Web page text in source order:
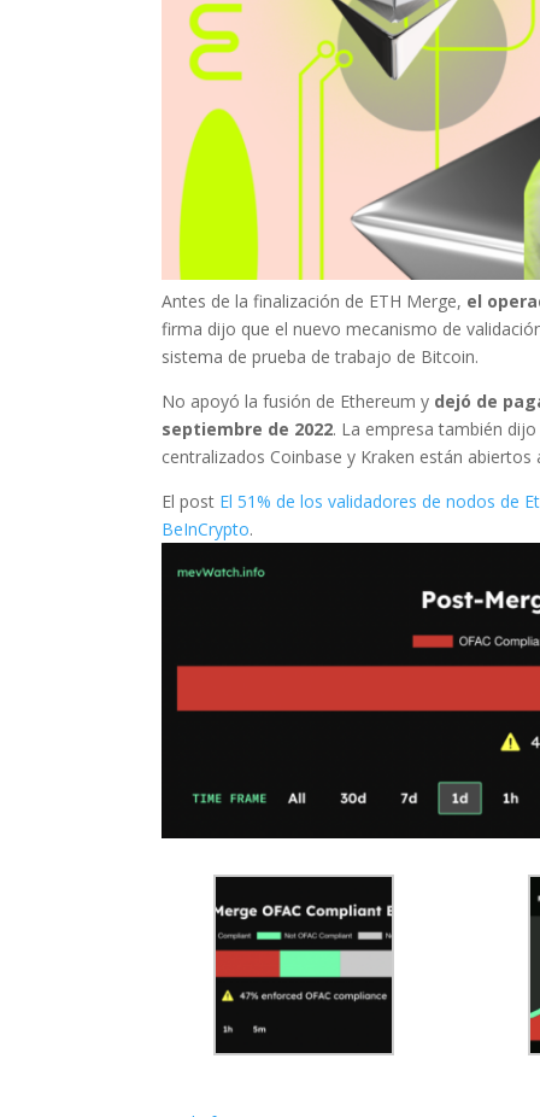
Antes de la finalización de ETH Merge, el
firma dijo que el nuevo mecanismo de
sistema de prueba de trabajo de Bitcoin.
No apoyó la fusión de Ethereum y dejó de
septiembre de 2022. La empresa también
centralizados Coinbase y Kraken están
El post El 51% de los validadores de nodos de
BeInCrypto.